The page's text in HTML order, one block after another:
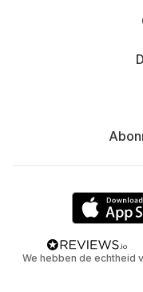
We hebben de echtheid